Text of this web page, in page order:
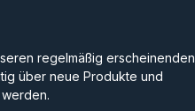
regelmäßig erscheinenden
über neue Produkte und